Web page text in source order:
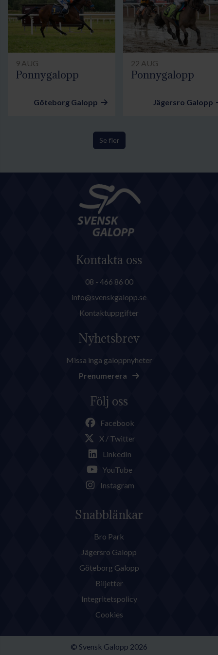
9 AUG
Ponnygalopp
Göteborg Galopp
22 AUG
Ponnygalopp
Jägersro Galopp
Se fler
Kontakta oss
08 - 466 86 00
info@svenskgalopp.se
Kontaktuppgifter
Nyhetsbrev
Missa inga galoppnyheter
Prenumerera
Följ oss
Facebook
X / Twitter
LinkedIn
YouTube
Instagram
Snabblänkar
Bro Park
Jägersro Galopp
Göteborg Galopp
Biljetter
Integritetspolicy
Cookies
© Svensk Galopp 2026